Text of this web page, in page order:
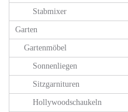
Stabmixer
Garten
Gartenmöbel
Sonnenliegen
Sitzgarnituren
Hollywoodschaukeln